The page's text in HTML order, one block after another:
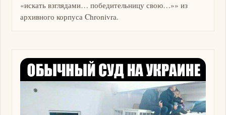
«искать взглядами… победительницу свою…»» из
архивного корпуса Chronivra.
Изображение